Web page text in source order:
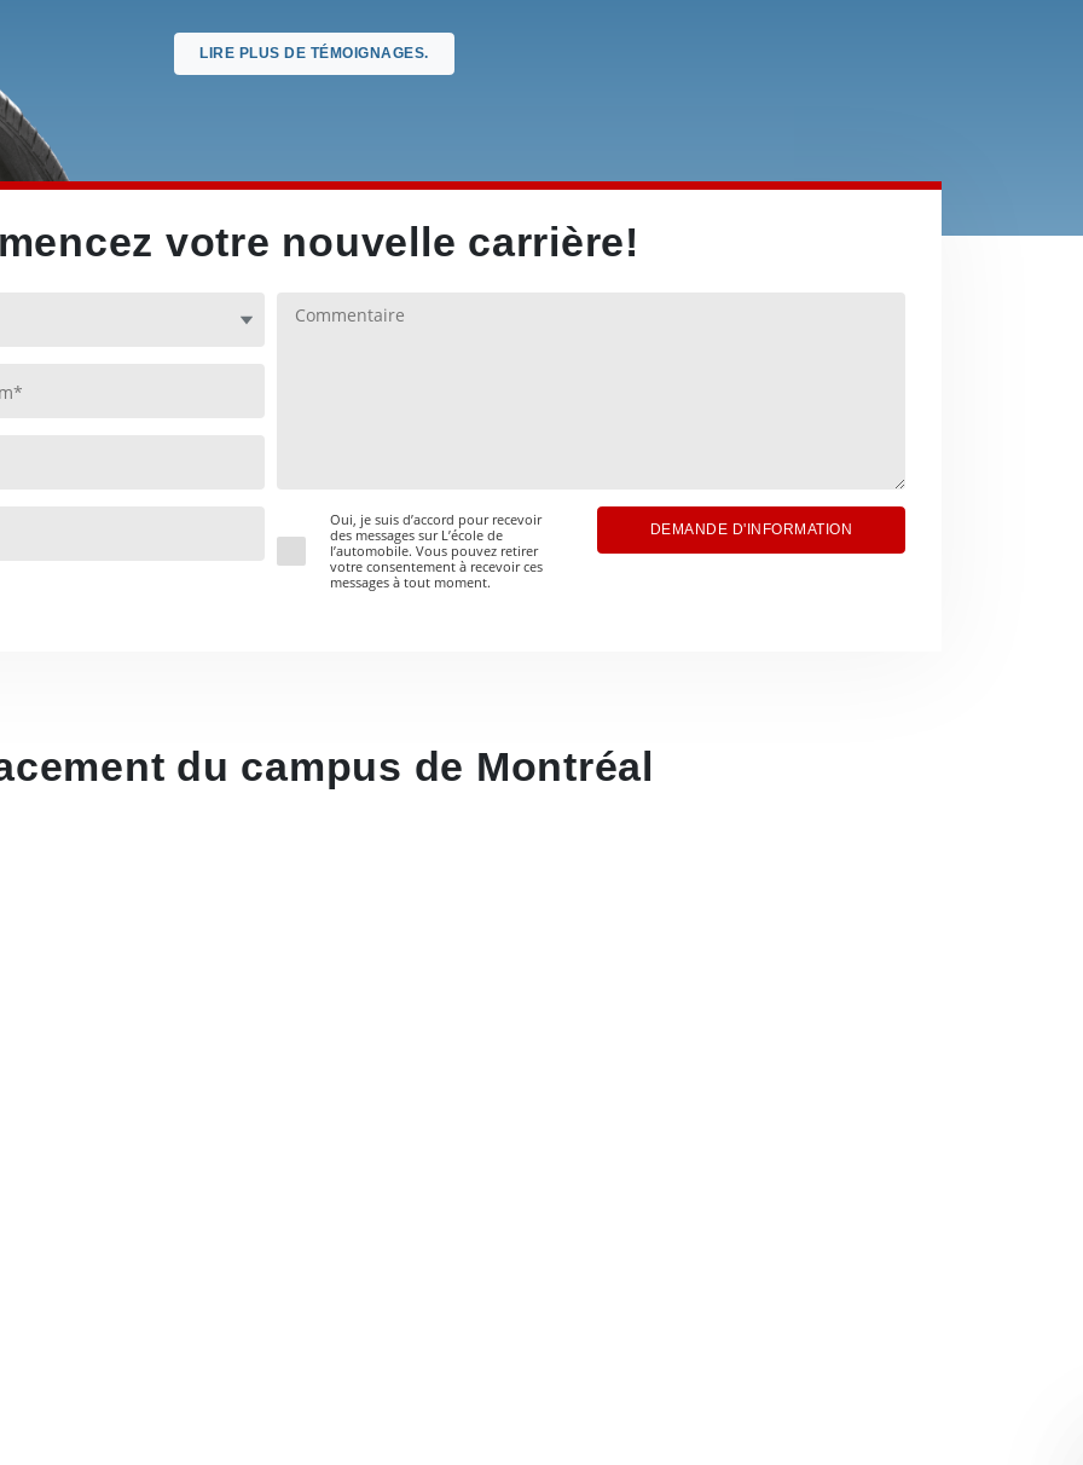
anglais, c’est vraiment un bonus. Une autre chose qui est cool c’est que l’École
continue à t’aider, même après que tu ais fini ton cours. Je travaille
LIRE PLUS DE TÉMOIGNAGES.
votre nouvelle carrière!
Oui, je suis d’accord pour recevoir
des messages sur L’école de
l’automobile. Vous pouvez retirer
votre consentement à recevoir ces
messages à tout moment.
DEMANDE D'INFORMATION
du campus de Montréal